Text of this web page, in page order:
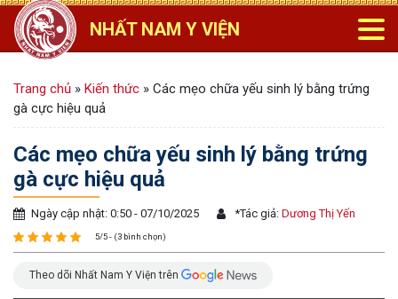
NHẤT NAM Y VIỆN
Trang chủ » Kiến thức » Các mẹo chữa yếu sinh lý bằng trứng
gà cực hiệu quả
Các mẹo chữa yếu sinh lý bằng trứng
gà cực hiệu quả
Ngày cập nhật: 0:50 - 07/10/2025 *Tác giả: Dương Thị Yến
5/5 - (3 bình chọn)
Theo dõi Nhất Nam Y Viện trên